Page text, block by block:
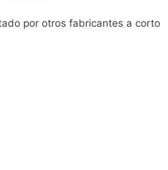
por otros fabricantes a corto